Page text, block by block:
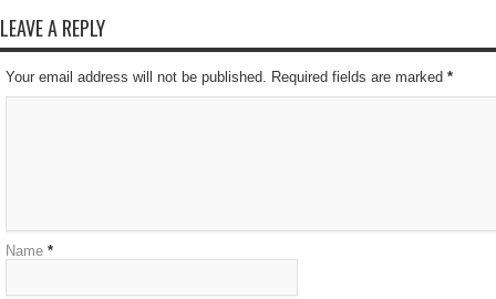
LEAVE A REPLY
Your email address will not be published. Required fields are marked *
Name *